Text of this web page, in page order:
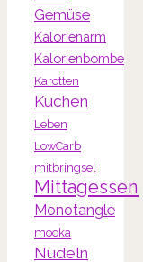
Gemüse
Kalorienarm
Kalorienbombe
Karotten
Kuchen
Leben
LowCarb
mitbringsel
Mittagessen
Monotangle
mooka
Nudeln